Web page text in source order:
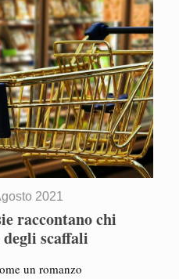
2021
raccontano chi
scaffali
un romanzo